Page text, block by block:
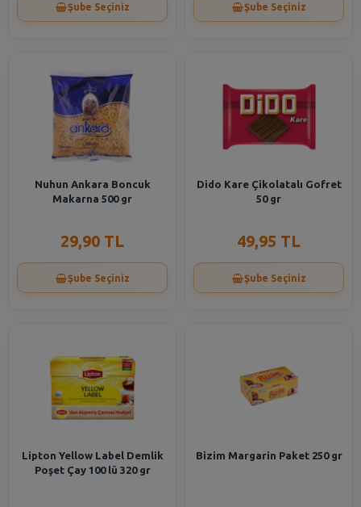
Şube Seçiniz Şube Seçiniz
Nuhun Ankara Boncuk
Makarna 500 gr
29,90 TL
Şube Seçiniz
Dido Kare Çikolatalı Gofret
50 gr
49,95 TL
Şube Seçiniz
Lipton Yellow Label Demlik
Poşet Çay 100 lü 320 gr
Bizim Margarin Paket 250 gr